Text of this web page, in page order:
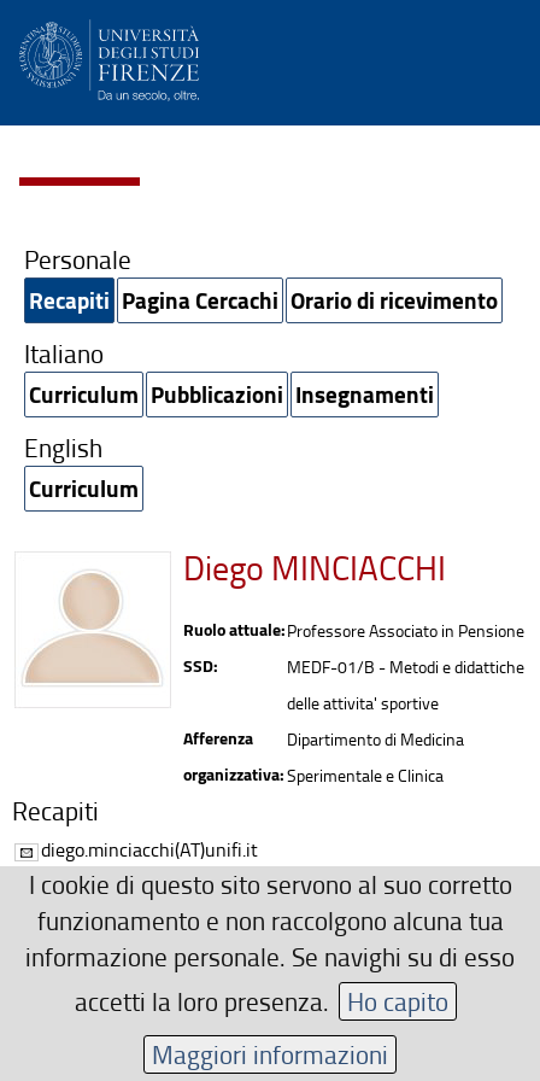
Personale
Recapiti Pagina Cercachi Orario di ricevimento
Italiano
Curriculum Pubblicazioni Insegnamenti
English
Curriculum
Diego MINCIACCHI
Ruolo attuale:Professore Associato in Pensione
SSD:
MEDF-01/B - Metodi e didattiche
delle attivita' sportive
Afferenza
organizzativa:
Dipartimento di Medicina
Sperimentale e Clinica
Recapiti
diego.minciacchi(AT)unifi.it
Ulteriori Recapiti
http://kimoco.unifi.it
Area riservata
I cookie di questo sito servono al suo corretto
funzionamento e non raccolgono alcuna tua
informazione personale. Se navighi su di esso
accetti la loro presenza. Ho capito
Maggiori informazioni